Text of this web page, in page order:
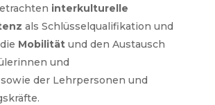
interkulturelle
als Schlüsselqualifikation und
Mobilitätund den Austausch
und
der Lehrpersonen und